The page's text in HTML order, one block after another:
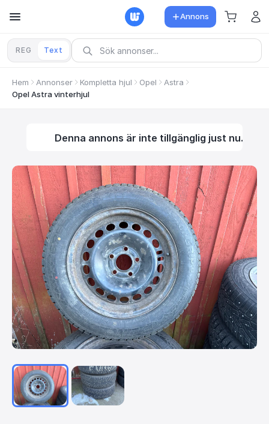
Annons
REG Text
Hem Annonser Kompletta hjul Opel
Astra
Opel Astra vinterhjul
Denna annons är inte tillgänglig just nu.